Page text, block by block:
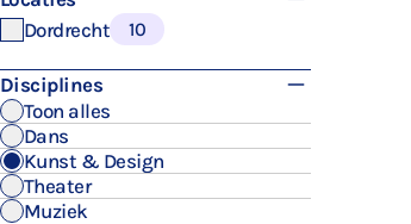
Dordrecht
10
Disciplines
Toon alles
Dans
Kunst & Design
Theater
Muziek